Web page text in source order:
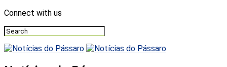
Connect with us